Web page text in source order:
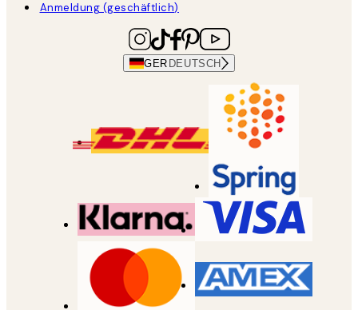
Anmeldung (geschäftlich)
GER DEUTSCH